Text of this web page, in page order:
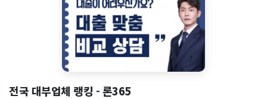
전국 대부업체 랭킹 - 론365